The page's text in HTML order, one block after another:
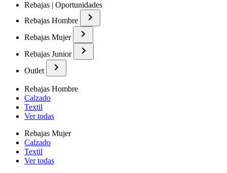
Rebajas | Oportunidades
Rebajas Hombre
Rebajas Mujer
Rebajas Junior
Outlet
Rebajas Hombre
Calzado
Textil
Ver todas
Rebajas Mujer
Calzado
Textil
Ver todas